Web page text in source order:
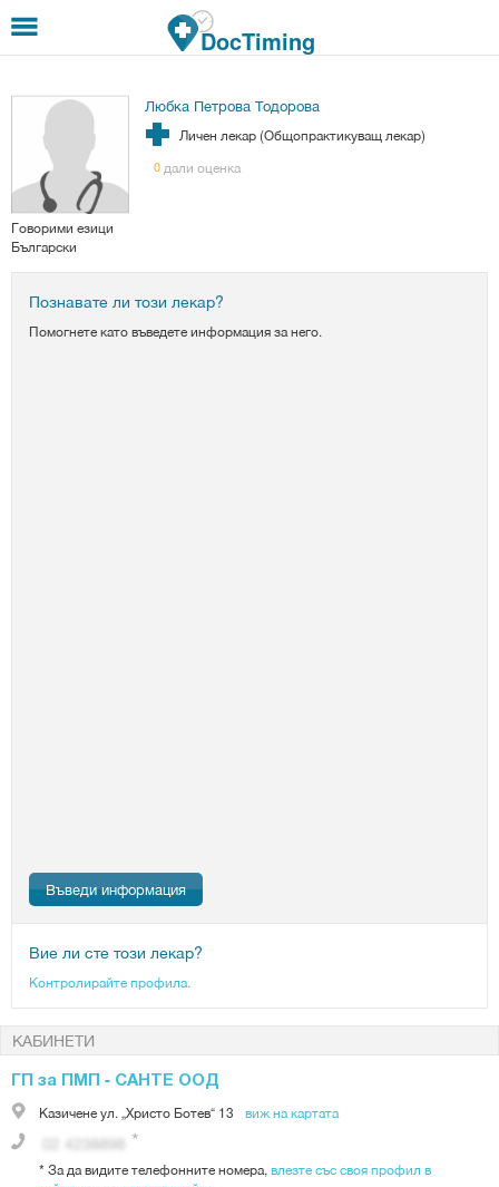
Премини към основното съдържание
DocTiming
Любка Петрова Тодорова
Личен лекар (Общопрактикуващ лекар)
0 дали оценка
Говорими езици
Български
Познавате ли този лекар?
Помогнете като въведете информация за него.
Въведи информация
Вие ли сте този лекар?
Контролирайте профила.
КАБИНЕТИ
ГП за ПМП - САНТЕ ООД
Казиченеул. „Христо Ботев“ 13 виж на картата
* За да видите телефонните номера, влезте със своя профил в